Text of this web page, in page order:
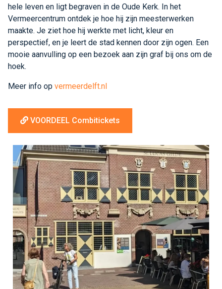
hele leven en ligt begraven in de Oude Kerk. In het
Vermeercentrum ontdek je hoe hij zijn meesterwerken
maakte. Je ziet hoe hij werkte met licht, kleur en
perspectief, en je leert de stad kennen door zijn ogen. Een
mooie aanvulling op een bezoek aan zijn graf bij ons om de
hoek.
Meer info op vermeerdelft.nl
VOORDEEL Combitickets